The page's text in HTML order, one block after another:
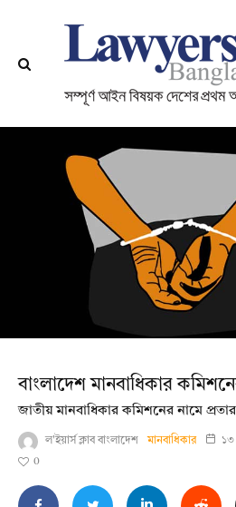
বাংলাদেশ মানবাধিকার
জাতীয় মানবাধিকার কমিশনের নামে
ল'ইয়ার্স ক্লাব বাংলাদেশ মানবাধিকার
0